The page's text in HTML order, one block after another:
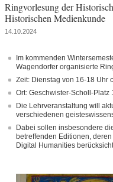
Ringvorlesung der
Historischen Medienkunde
14.10.2024
Im kommenden
Wagendorfer organisierte
Zeit: Dienstag von 16-18 Uhr
Ort: Geschwister-Scholl-Platz
Die Lehrveranstaltung will
verschiedenen
Dabei sollen insbesondere
betreffenden Editionen,
Digital Humanities